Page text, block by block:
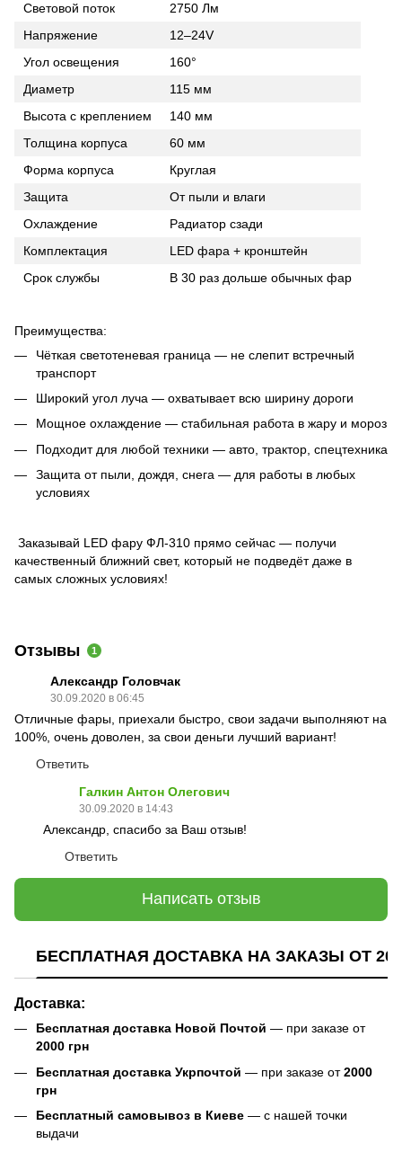
Световой поток
2750 Лм
Напряжение
12–24V
Угол освещения
160°
Диаметр
115 мм
Высота с креплением
140 мм
Толщина корпуса
60 мм
Форма корпуса
Круглая
Защита
От пыли и влаги
Охлаждение
Радиатор сзади
Комплектация
LED фара + кронштейн
Срок службы
В 30 раз дольше обычных фар
Преимущества:
Чёткая светотеневая граница — не слепит встречный
транспорт
Широкий угол луча — охватывает всю ширину дороги
Мощное охлаждение — стабильная работа в жару и мороз
Подходит для любой техники — авто, трактор, спецтехника
Защита от пыли, дождя, снега — для работы в любых
условиях
Заказывай LED фару ФЛ-310 прямо сейчас — получи
качественный ближний свет, который не подведёт даже в
самых сложных условиях!
Отзывы 1
Александр Головчак
30.09.2020 в 06:45
Отличные фары, приехали быстро, свои задачи выполняют на
100%, очень доволен, за свои деньги лучший вариант!
Ответить
Галкин Антон Олегович
30.09.2020 в 14:43
Александр, спасибо за Ваш отзыв!
Ответить
Написать отзыв
БЕСПЛАТНАЯ ДОСТАВКА НА ЗАКАЗЫ ОТ
Доставка:
Бесплатная доставка Новой Почтой — при заказе от
2000 грн
Бесплатная доставка Укрпочтой — при заказе от2000
грн
Бесплатный самовывоз в Киеве — с нашей точки
выдачи